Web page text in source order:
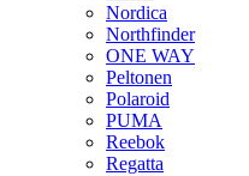
Nordica
Northfinder
ONE WAY
Peltonen
Polaroid
PUMA
Reebok
Regatta